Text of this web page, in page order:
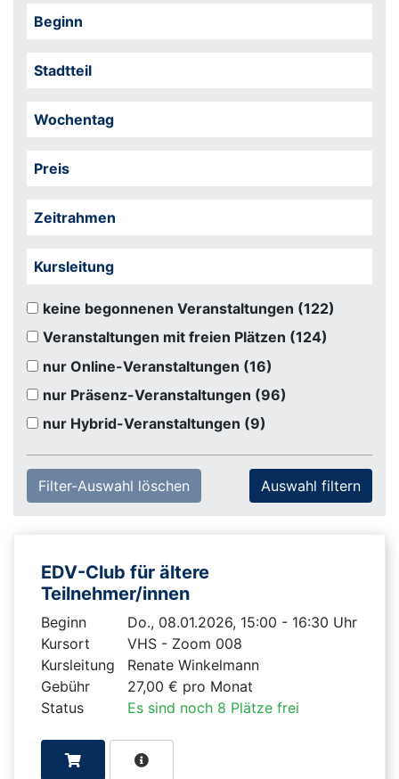
Beginn
Stadtteil
Wochentag
Preis
Zeitrahmen
Kursleitung
keine begonnenen Veranstaltungen (122)
Veranstaltungen mit freien Plätzen (124)
nur Online-Veranstaltungen (16)
nur Präsenz-Veranstaltungen (96)
nur Hybrid-Veranstaltungen (9)
Filter-Auswahl löschen
EDV-Club für ältere
Teilnehmer/innen
Beginn
Do., 08.01.2026, 15:00 - 16:30 Uhr
Kursort
VHS - Zoom 008
Kursleitung
Renate Winkelmann
Gebühr
27,00 € pro Monat
Status
Es sind noch 8 Plätze frei